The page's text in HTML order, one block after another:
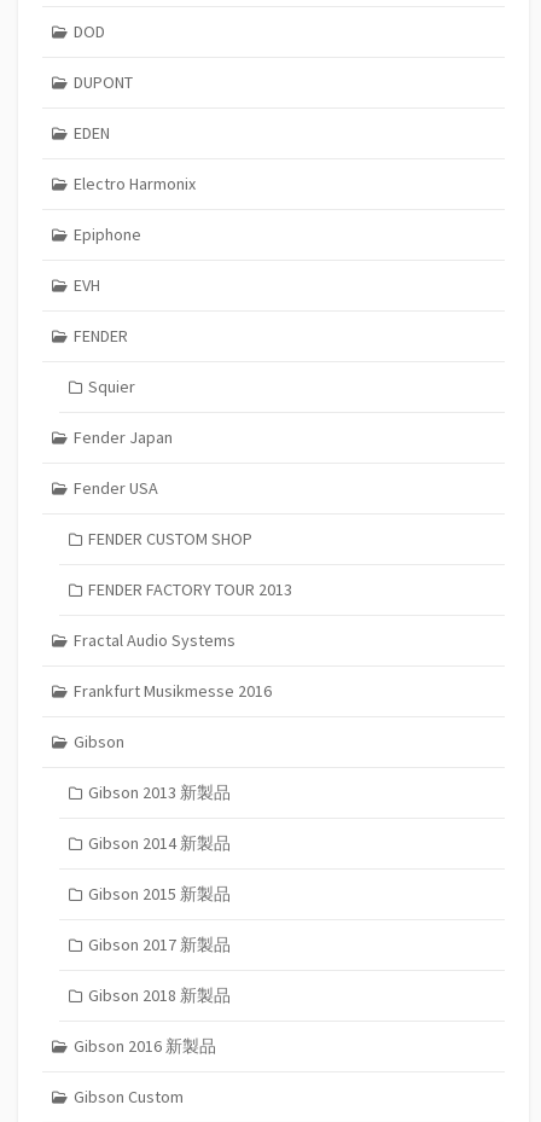
DOD
DUPONT
EDEN
Electro Harmonix
Epiphone
EVH
FENDER
Squier
Fender Japan
Fender USA
FENDER CUSTOM SHOP
FENDER FACTORY TOUR 2013
Fractal Audio Systems
Frankfurt Musikmesse 2016
Gibson
Gibson 2013 新製品
Gibson 2014 新製品
Gibson 2015 新製品
Gibson 2017 新製品
Gibson 2018 新製品
Gibson 2016 新製品
Gibson Custom